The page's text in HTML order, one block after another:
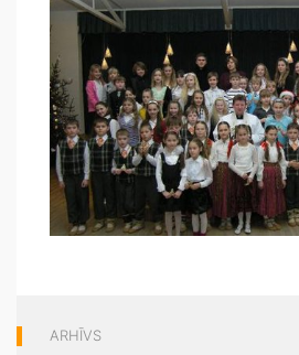
ARHĪVS